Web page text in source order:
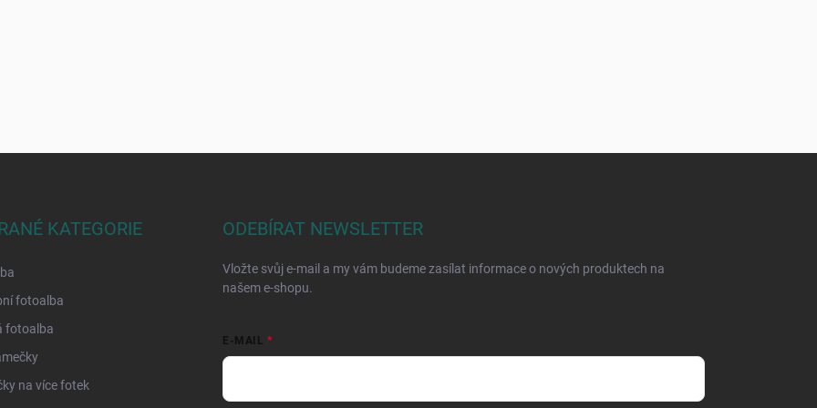
KATEGORIE
fotoalba
fotoalba
na více fotek
ODEBÍRAT NEWSLETTER
Vložte svůj e-mail a my vám budeme zasílat informace o nových produktech na
našem e-shopu.
E-MAIL